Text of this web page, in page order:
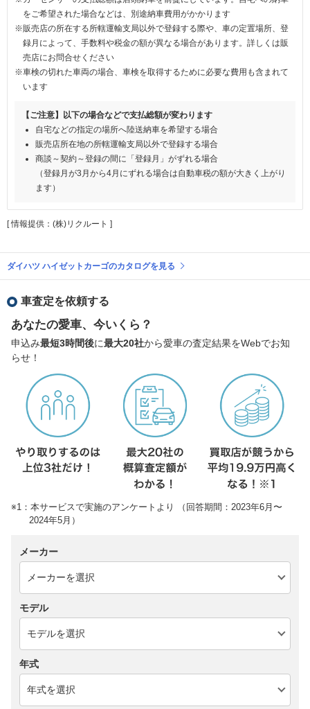
をご希望された場合などは、別途納車費用がかかります
※販売店の所在する所轄運輸支局以外で登録する際や、車の定置場所、登
録月によって、手数料や税金の額が異なる場合があります。詳しくは販
売店にお問合せください
※車検の切れた車両の場合、車検を取得するために必要な費用も含まれて
います
【ご注意】以下の場合などで支払総額が変わります
自宅などの指定の場所へ陸送納車を希望する場合
販売店所在地の所轄運輸支局以外で登録する場合
商談～契約～登録の間に「登録月」がずれる場合
（登録月が3月から4月にずれる場合は自動車税の額が大きく上がり
ます）
[ 情報提供：(株)リクルート ]
ダイハツ ハイゼットカーゴのカタログを見る
車査定を依頼する
あなたの愛車、今いくら？
申込み最短3時間後に最大20社から愛車の査定結果をWebでお知
らせ！
※1：本サービスで実施のアンケートより （回答期間：2023年6月〜
2024年5月）
メーカー
モデル
年式